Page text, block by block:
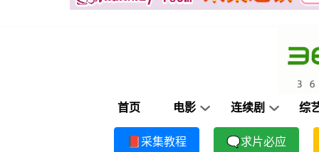
首页 电影 连续剧 综
📕采集教程 🗨求片必应